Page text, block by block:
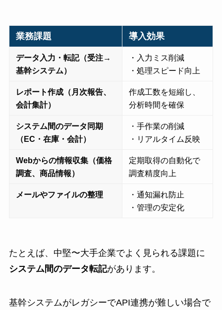
業務課題 導入効果
データ入力・転記（受注→
基幹システム）
・入力ミス削減
・処理スピード向上
レポート作成（月次報告、
会計集計）
作成工数を短縮し、
分析時間を確保
システム間のデータ同期
（EC・在庫・会計）
・手作業の削減
・リアルタイム反映
Webからの情報収集（価格
調査、商品情報）
定期取得の自動化で
調査精度向上
メールやファイルの整理
・通知漏れ防止
・管理の安定化
たとえば、中堅〜大手企業でよく見られる課題に
システム間のデータ転記があります。
基幹システムがレガシーでAPI連携が難しい場合で